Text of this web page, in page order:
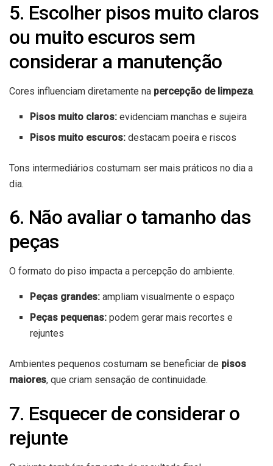
5. Escolher pisos muito claros
ou muito escuros sem
considerar a manutenção
Cores influenciam diretamente na percepção de limpeza.
Pisos muito claros: evidenciam manchas e sujeira
Pisos muito escuros: destacam poeira e riscos
Tons intermediários costumam ser mais práticos no dia a
dia.
6. Não avaliar o tamanho das
peças
O formato do piso impacta a percepção do ambiente.
Peças grandes: ampliam visualmente o espaço
Peças pequenas: podem gerar mais recortes e
rejuntes
Ambientes pequenos costumam se beneficiar de pisos
maiores, que criam sensação de continuidade.
7. Esquecer de considerar o
rejunte